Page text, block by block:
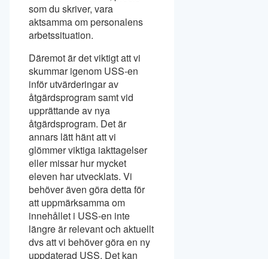
som du skriver, vara
aktsamma om personalens
arbetssituation.
Däremot är det viktigt att vi
skummar igenom USS-en
inför utvärderingar av
åtgärdsprogram samt vid
upprättande av nya
åtgärdsprogram. Det är
annars lätt hänt att vi
glömmer viktiga iakttagelser
eller missar hur mycket
eleven har utvecklats. Vi
behöver även göra detta för
att uppmärksamma om
innehållet i USS-en inte
längre är relevant och aktuellt
dvs att vi behöver göra en ny
uppdaterad USS. Det kan